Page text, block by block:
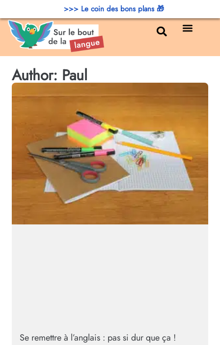
Author: Paul
Se remettre à l’anglais : pas si dur que ça !
>>> Le coin des bons plans 🎁